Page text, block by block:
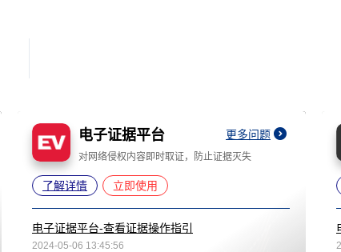
电子证据平台 更多问题
对网络侵权内容即时取证，防止证据灭失
了解详情 立即使用
电子证据平台-查看证据操作指引
2024-05-06 13:45:56